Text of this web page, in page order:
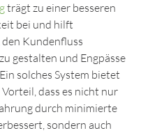
trägt zu einer besseren
bei und hilft
Kundenfluss
gestalten und Engpässe
solches System bietet
dass es nicht nur
durch minimierte
sondern auch